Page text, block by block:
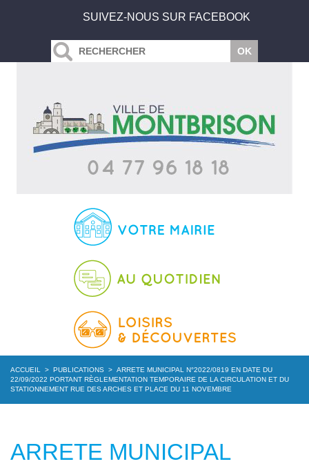
SUIVEZ-NOUS SUR FACEBOOK
ACCUEIL > PUBLICATIONS > ARRETE MUNICIPAL N°2022/0819 EN DATE DU
22/09/2022 PORTANT RÈGLEMENTATION TEMPORAIRE DE LA CIRCULATION ET DU
STATIONNEMENT RUE DES ARCHES ET PLACE DU 11 NOVEMBRE
ARRETE MUNICIPAL